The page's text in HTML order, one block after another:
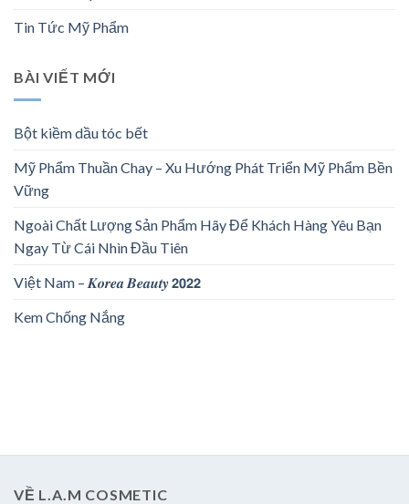
Tin Tức Mỹ Phẩm
BÀI VIẾT MỚI
Bột kiềm dầu tóc bết
Mỹ Phẩm Thuần Chay – Xu Hướng Phát Triển Mỹ Phẩm Bền
Vững
Ngoài Chất Lượng Sản Phẩm Hãy Để Khách Hàng Yêu Bạn
Ngay Từ Cái Nhìn Đầu Tiên
Việt Nam – 𝑲𝒐𝒓𝒆𝒂 𝑩𝒆𝒂𝒖𝒕𝒚 𝟮𝟬𝟮𝟮
Kem Chống Nắng
VỀ L.A.M COSMETIC